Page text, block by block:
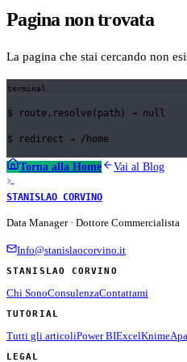
Pagina non trovata
La pagina che stai cercando non
terminal
$ route.resolve(path) → null
$ redirect → /home
Torna alla Home Vai al Blog
STANISLAO CORVINO
Data Manager · Dottore Commercialista
Info@stanislaocorvino.it
STANISLAO CORVINO
Chi SonoConsulenzaContattami
TUTORIAL
Tutti gli articoliPower BIExcelKnime
LEGAL